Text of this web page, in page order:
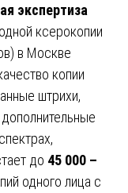
экспертиза
ксерокопии
в Москве
копии
штрихи,
до 45 000 –
одного лица с